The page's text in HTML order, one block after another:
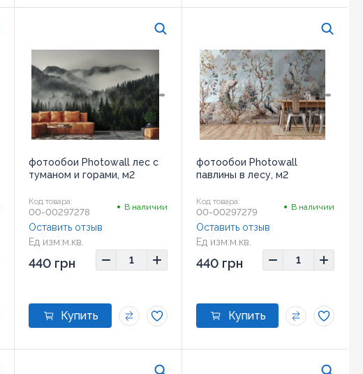
фотообои Photowall лес с
туманом и горами, м2
Код товара:
00-00297278 В наличии
Ед изм:м.кв.
Оставить отзыв
440 грн
фотообои Photowall
павлины в лесу, м2
Код товара:
00-00297279 В наличии
Ед изм:м.кв.
Оставить отзыв
440 грн